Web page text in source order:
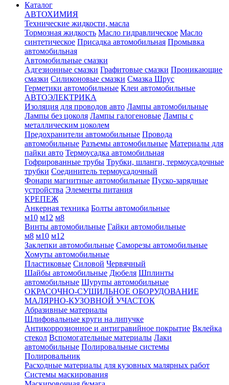
Каталог
АВТОХИМИЯ
Технические жидкости, масла
Тормозная жидкость Масло гидравлическое Масло
синтетическое Присадка автомобильная Промывка
автомобильная
Автомобильные смазки
Адгезионные смазки Графитовые смазки Проникающие
смазки Силиконовые смазки Смазка Шрус
Герметики автомобильные Клеи автомобильные
АВТОЭЛЕКТРИКА
Изоляция для проводов авто Лампы автомобильные
Лампы без цоколя Лампы галогеновые Лампы с
металлическим цоколем
Предохранители автомобильные Провода
автомобильные Разъемы автомобильные Материалы для
пайки авто Термоусадка автомобильная
Гофрированные трубы Трубки, шланги, термоусадочные
трубки Соединитель термоусадочный
Фонари магнитные автомобильные Пуско-зарядные
устройства Элементы питания
КРЕПЕЖ
Анкерная техника Болты автомобильные
м10 м12 м8
Винты автомобильные Гайки автомобильные
м8 м10 м12
Заклепки автомобильные Саморезы автомобильные
Хомуты автомобильные
Пластиковые Силовой Червячный
Шайбы автомобильные Дюбеля Шплинты
автомобильные Шурупы автомобильные
ОКРАСОЧНО-СУШИЛЬНОЕ ОБОРУДОВАНИЕ
МАЛЯРНО-КУЗОВНОЙ УЧАСТОК
Абразивные материалы
Шлифовальные круги на липучке
Антикоррозионное и антигравийное покрытие Вклейка
стекол Вспомогательные материалы Лаки
автомобильные Полировальные системы
Полировальник
Расходные материалы для кузовных малярных работ
Системы маскирования